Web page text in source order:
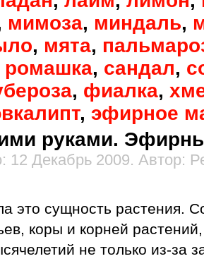
мимоза, миндаль,
, мята,
ромашка, сандал,
, фиалка,
, эфирное
руками.
12 Декабрь 2009. Автор:
это сущность растения.
коры и корней
не только из-за